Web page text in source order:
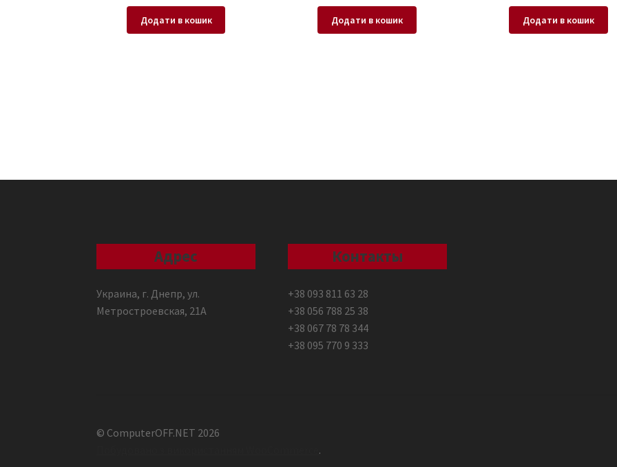
Додати в кошик Додати в кошик Додати в кошик
Адрес
Украина, г. Днепр, ул.
Метростроевская, 21А
Контакты
+38 093 811 63 28
+38 056 788 25 38
+38 067 78 78 344
+38 095 770 9 333
© ComputerOFF.NET 2026
.